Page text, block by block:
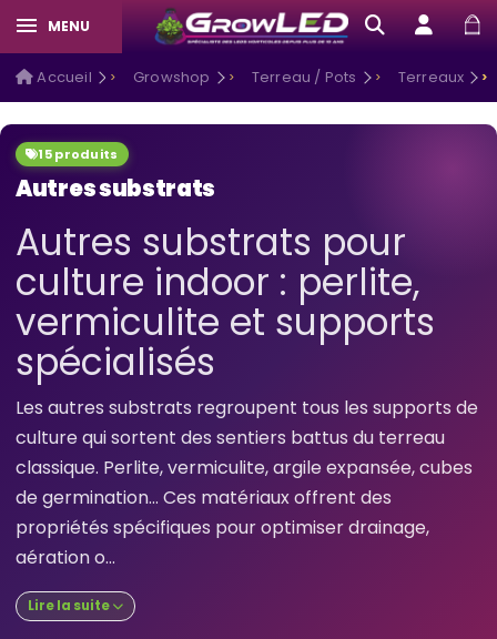
MENU
Accueil Growshop Terreau / Pots Terreaux
15 produits
Autres substrats
Autres substrats pour
culture indoor : perlite,
vermiculite et supports
spécialisés
Les autres substrats regroupent tous les supports de
culture qui sortent des sentiers battus du terreau
classique. Perlite, vermiculite, argile expansée, cubes
de germination... Ces matériaux offrent des
propriétés spécifiques pour optimiser drainage,
aération o...
Lire la suite